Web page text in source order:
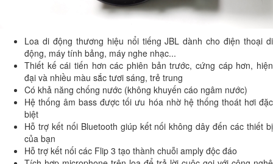
Loa di động thương hiệu nổi tiếng JBL dành cho điện thoại di
động, máy tính bảng, máy nghe nhạc...
Thiết kế cái tiến hơn các phiên bản trước, cứng cáp hơn, hiện
đại và nhiều màu sắc tươi sáng, trẻ trung
Có khả năng chống nước (không khuyến cáo ngâm nước)
Hệ thống âm bass được tối ưu hóa nhờ hệ thống thoát hơi đặc
biệt
Hỗ trợ kết nối Bluetooth giúp kết nối không dây đến các thiết bị
của bạn
Hỗ trợ kết nối các Flip 3 tạo thành chuỗi amply độc đáo